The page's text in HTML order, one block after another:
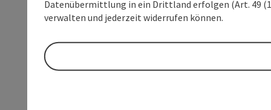
Datenübermittlung in ein Drittland erfolgen (Art. 49
verwalten und jederzeit widerrufen können.